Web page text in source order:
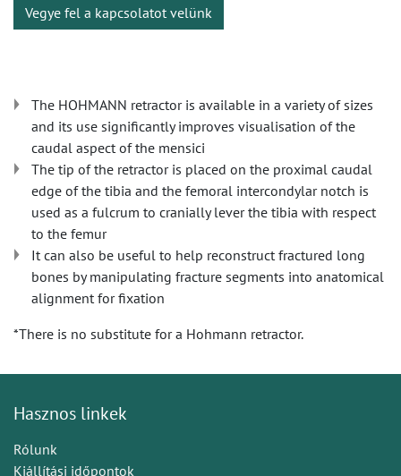
Vegye fel a kapcsolatot velünk
The HOHMANN retractor is available in a variety of sizes
and its use significantly improves visualisation of the
caudal aspect of the mensici
The tip of the retractor is placed on the proximal caudal
edge of the tibia and the femoral intercondylar notch is
used as a fulcrum to cranially lever the tibia with respect
to the femur
It can also be useful to help reconstruct fractured long
bones by manipulating fracture segments into anatomical
alignment for fixation
*There is no substitute for a Hohmann retractor.
Hasznos linkek
Rólunk
Kiállítási időpontok